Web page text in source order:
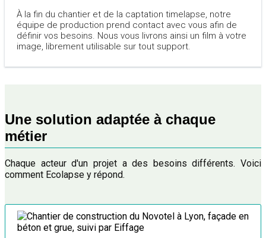
À la fin du chantier et de la captation timelapse, notre
équipe de production prend contact avec vous afin de
définir vos besoins. Nous vous livrons ainsi un film à votre
image, librement utilisable sur tout support.
Une solution adaptée à chaque
métier
Chaque acteur d'un projet a des besoins différents. Voici
comment Ecolapse y répond.